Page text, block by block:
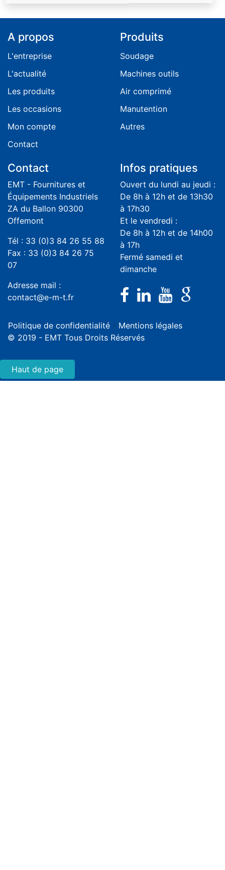
A propos
L'entreprise
L'actualité
Les produits
Les occasions
Mon compte
Contact
Produits
Soudage
Machines outils
Air comprimé
Manutention
Autres
Contact
EMT - Fournitures et
Équipements Industriels
ZA du Ballon 90300
Offemont
Tél : 33 (0)3 84 26 55 88
Fax : 33 (0)3 84 26 75
07
Adresse mail :
contact@e-m-t.fr
Infos pratiques
Ouvert du lundi au jeudi :
De 8h à 12h et de 13h30
à 17h30
Et le vendredi :
De 8h à 12h et de 14h00
à 17h
Fermé samedi et
dimanche
Politique de confidentialité - Mentions légales
© 2019 - EMT Tous Droits Réservés
Haut de page